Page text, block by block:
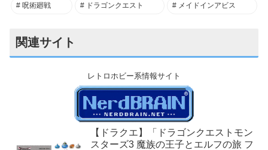
呪術廻戦 ドラゴンクエスト メイドインアビス
関連サイト
レトロホビー系情報サイト
【ドラクエ】「ドラゴンクエストモン
スターズ3 魔族の王子とエルフの旅 フ